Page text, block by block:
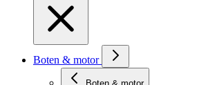
Boten & motor